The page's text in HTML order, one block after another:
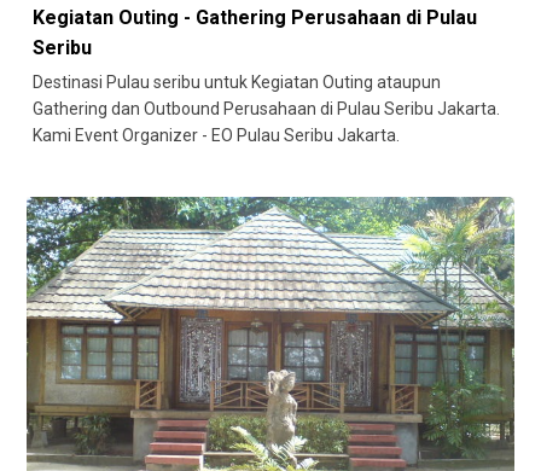
Kegiatan Outing - Gathering Perusahaan di Pulau
Seribu
Destinasi Pulau seribu untuk Kegiatan Outing ataupun
Gathering dan Outbound Perusahaan di Pulau Seribu Jakarta.
Kami Event Organizer - EO Pulau Seribu Jakarta.